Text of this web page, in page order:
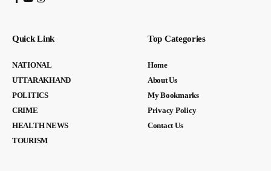
Quick Link
NATIONAL
UTTARAKHAND
POLITICS
CRIME
HEALTH NEWS
TOURISM
Top Categories
Home
About Us
My Bookmarks
Privacy Policy
Contact Us